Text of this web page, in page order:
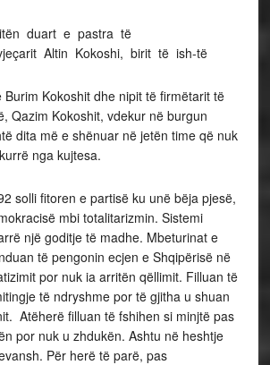
duart e pastra të
Altin Kokoshi, birit të ish-të
Kokoshit dhe nipit të firmëtarit të
Qazim Kokoshit, vdekur në burgun
dita më e shënuar në jetën time që nuk
nga kujtesa.
solli fitoren e partisë ku unë bëja pjesë,
mbi totalitarizmin. Sistemi
një goditje të madhe. Mbeturinat e
të pengonin ecjen e Shqipërisë në
por nuk ia arritën qëllimit. Filluan të
të ndryshme por të gjitha u shuan
Atëherë filluan të fshihen si minjtë pas
por nuk u zhdukën. Ashtu në heshtje
Për herë të parë, pas